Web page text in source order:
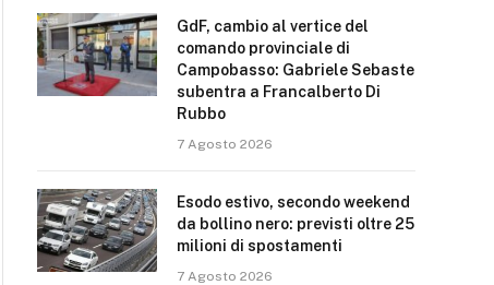
GdF, cambio al vertice del
comando provinciale di
Campobasso: Gabriele Sebaste
subentra a Francalberto Di
Rubbo
7 Agosto 2026
Esodo estivo, secondo weekend
da bollino nero: previsti oltre 25
milioni di spostamenti
7 Agosto 2026